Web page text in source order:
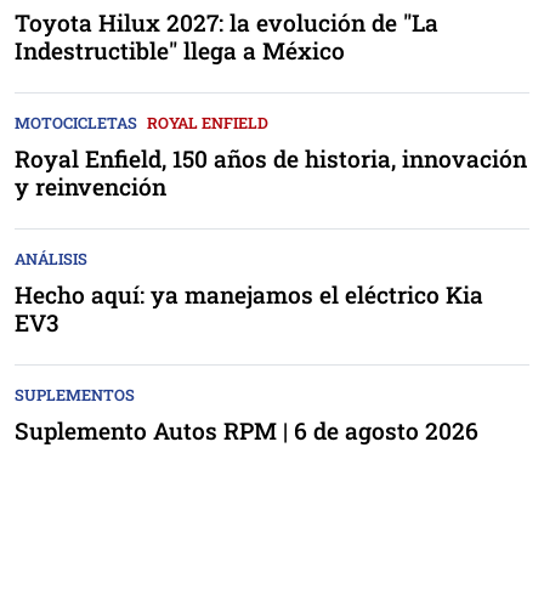
Toyota Hilux 2027: la evolución de "La
Indestructible" llega a México
MOTOCICLETAS ROYAL ENFIELD
Royal Enfield, 150 años de historia, innovación
y reinvención
ANÁLISIS
Hecho aquí: ya manejamos el eléctrico Kia
EV3
SUPLEMENTOS
Suplemento Autos RPM | 6 de agosto 2026